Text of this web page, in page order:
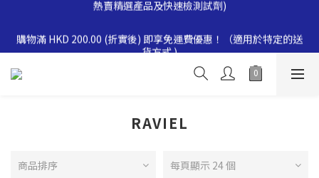
消費滿$500即享全單 9 折優惠！折扣商品同時適用。實際折扣金
熱賣精選產品及快速檢測試劑)
購物滿 HKD 200.00 (折實後) 即享免運費優惠！（適用於特定的送
貨方式 )
消費滿$1000即享全單 8折優惠！ 折扣商品同時適用。實際折扣金
消費滿$500即享全單 9 折優惠！折扣商品同時適用。實際折扣金
RAVIEL
商品排序 每頁顯示 24 個